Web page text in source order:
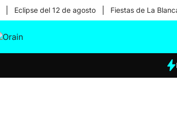
Eclipse del 12 de agosto Fiestas de La